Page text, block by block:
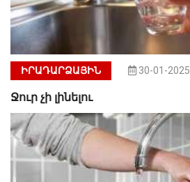
ԻՐԱԴԱՐՁԱՅԻՆ 30-01-2025
Ջուր չի լինելու